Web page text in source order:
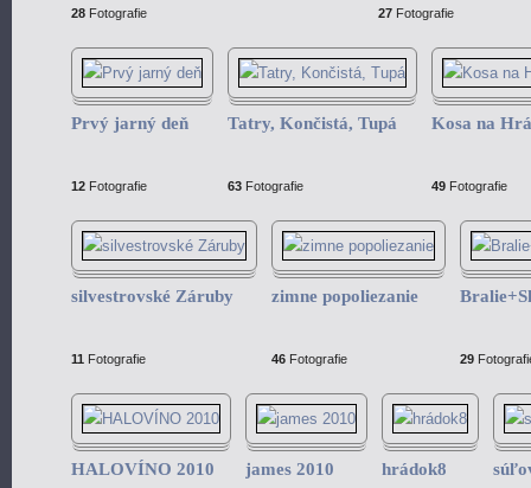
28 Fotografie 27 Fotografie
Prvý jarný deň
12 Fotografie
Tatry, Končistá, Tupá
63 Fotografie
Kosa na
49 Fotografie
silvestrovské Záruby
11 Fotografie
zimne popoliezanie
46 Fotografie 29
HALOVÍNO 2010 james 2010 hrádok8